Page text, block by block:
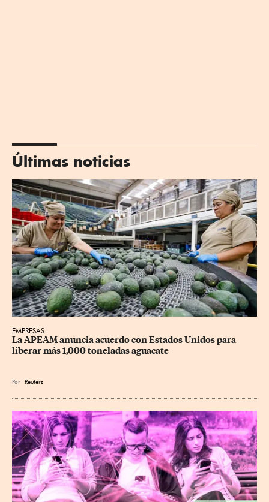
Últimas noticias
EMPRESAS
La APEAM anuncia acuerdo con Estados Unidos para
liberar más 1,000 toneladas aguacate
Por Reuters